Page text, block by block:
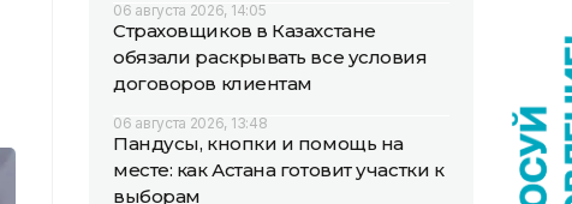
06 августа 2026, 14:05
Страховщиков в Казахстане
обязали раскрывать все условия
договоров клиентам
06 августа 2026, 13:48
Пандусы, кнопки и помощь на
месте: как Астана готовит участки к
выборам